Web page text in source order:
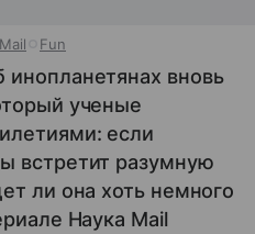
Fun
вновь
ученые
если
встретит разумную
ли она хоть немного
Наука Mail